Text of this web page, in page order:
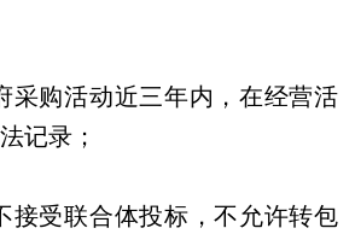
购活动近三年内，在经营活
记录；
受联合体投标，不允许转包